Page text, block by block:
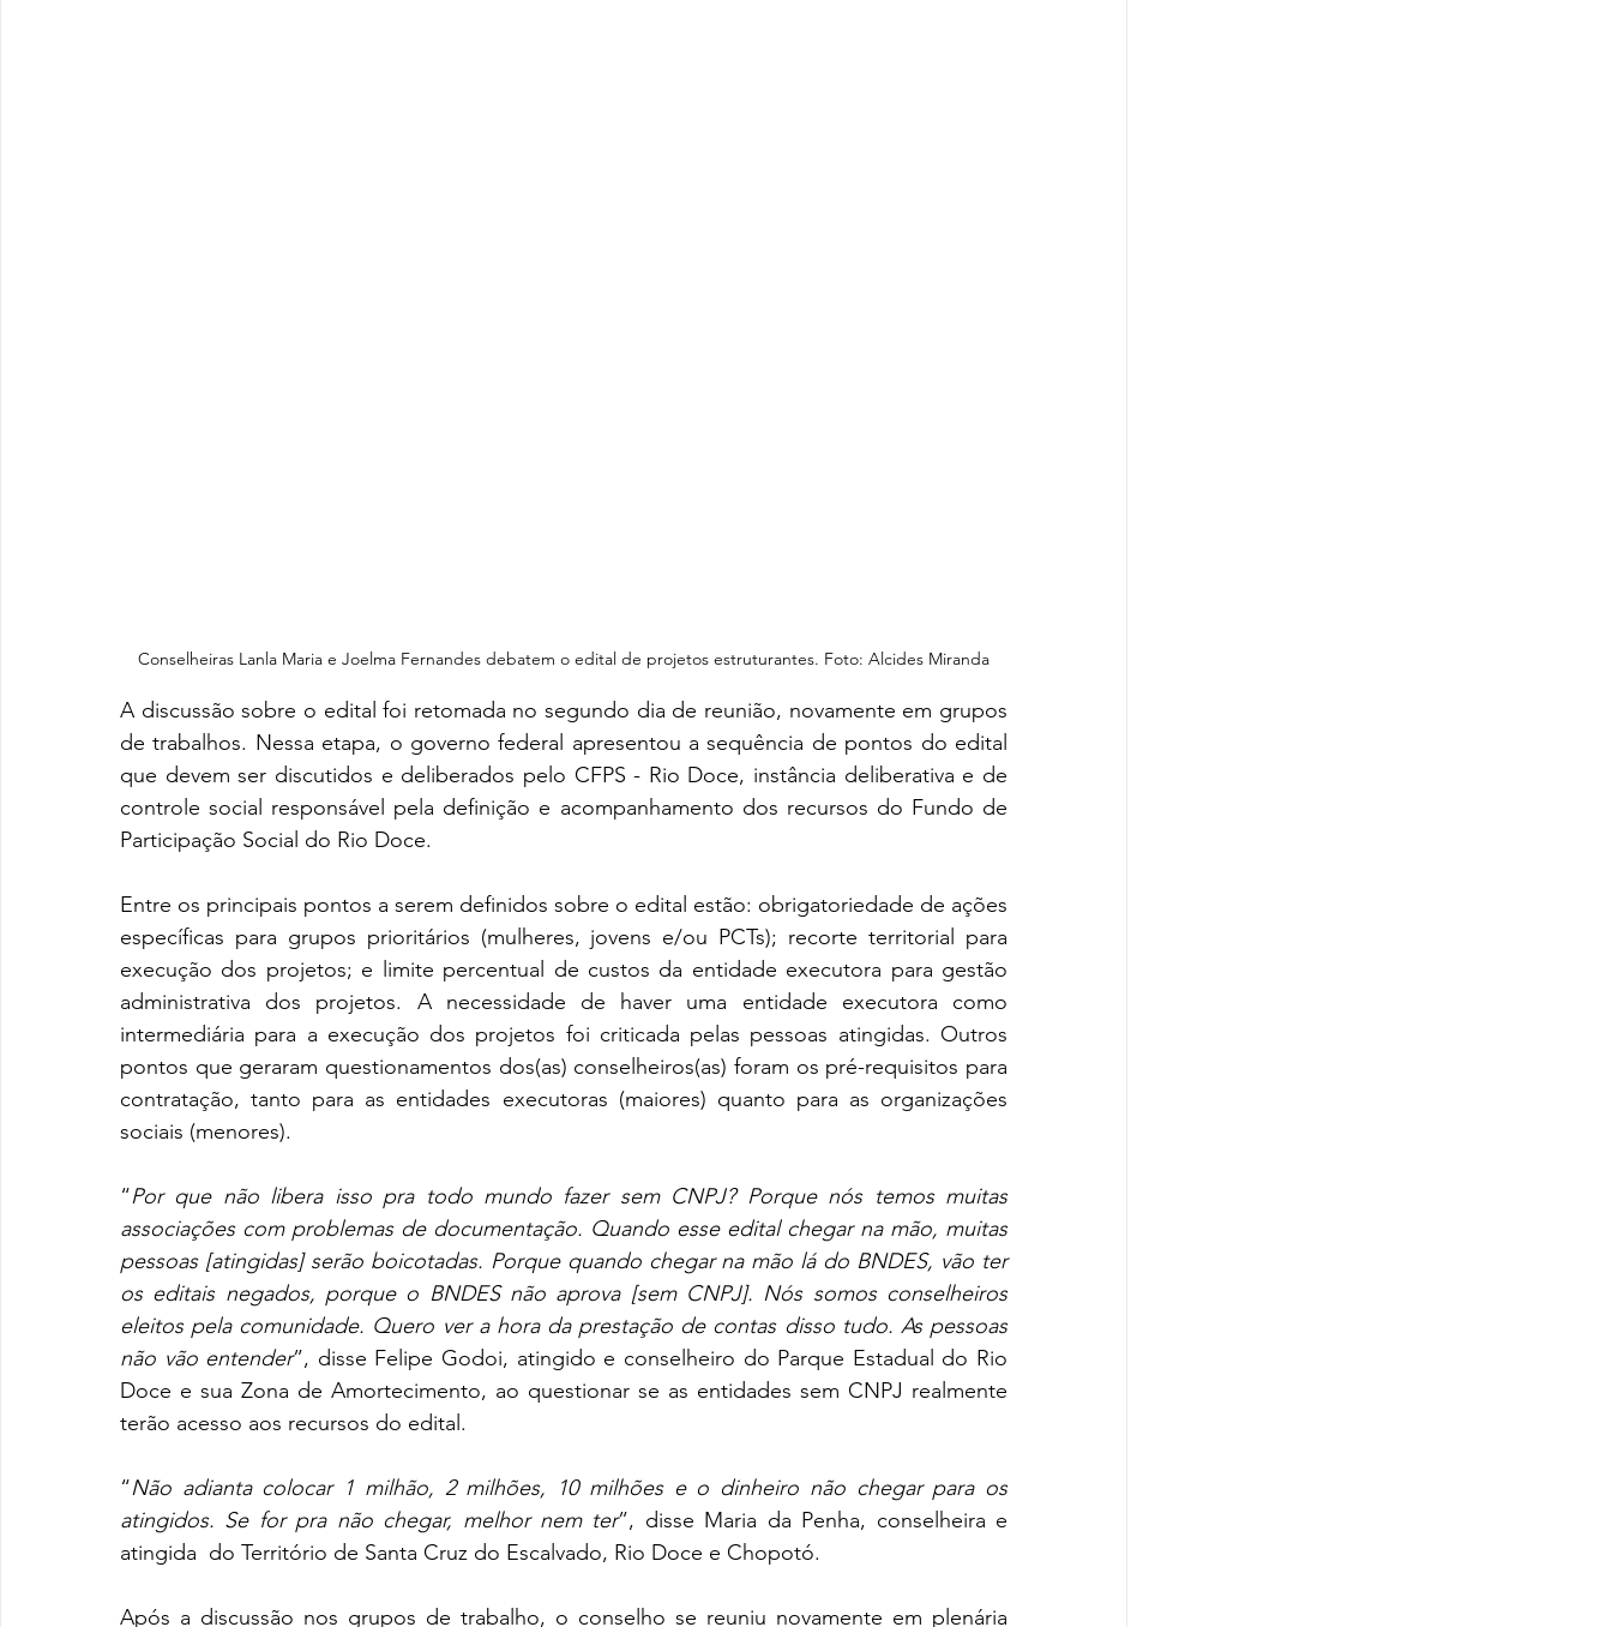
Conselheiras Lanla Maria e Joelma Fernandes debatem o edital de projetos estruturantes. Foto: Alcides Miranda
A discussão sobre o edital foi retomada no segundo dia de reunião, novamente em grupos
de trabalhos. Nessa etapa, o governo federal apresentou a sequência de pontos do edital
que devem ser discutidos e deliberados pelo CFPS - Rio Doce, instância deliberativa e de
controle social responsável pela definição e acompanhamento dos recursos do Fundo de
Participação Social do Rio Doce.
Entre os principais pontos a serem definidos sobre o edital estão: obrigatoriedade de ações
específicas para grupos prioritários (mulheres, jovens e/ou PCTs); recorte territorial para
execução dos projetos; e limite percentual de custos da entidade executora para gestão
administrativa dos projetos. A necessidade de haver uma entidade executora como
intermediária para a execução dos projetos foi criticada pelas pessoas atingidas. Outros
pontos que geraram questionamentos dos(as) conselheiros(as) foram os pré-requisitos para
contratação, tanto para as entidades executoras (maiores) quanto para as organizações
sociais (menores).
“Por que não libera isso pra todo mundo fazer sem CNPJ? Porque nós temos muitas
associações com problemas de documentação. Quando esse edital chegar na mão, muitas
pessoas [atingidas] serão boicotadas. Porque quando chegar na mão lá do BNDES, vão ter
os editais negados, porque o BNDES não aprova [sem CNPJ]. Nós somos conselheiros
eleitos pela comunidade. Quero ver a hora da prestação de contas disso tudo. As pessoas
não vão entender”, disse Felipe Godoi, atingido e conselheiro do Parque Estadual do Rio
Doce e sua Zona de Amortecimento, ao questionar se as entidades sem CNPJ realmente
terão acesso aos recursos do edital.
“Não adianta colocar 1 milhão, 2 milhões, 10 milhões e o dinheiro não chegar para os
atingidos. Se for pra não chegar, melhor nem ter”, disse Maria da Penha, conselheira e
atingida  do Território de Santa Cruz do Escalvado, Rio Doce e Chopotó.
Após a discussão nos grupos de trabalho, o conselho se reuniu novamente em plenária